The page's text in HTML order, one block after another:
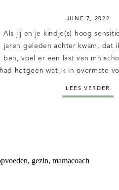
JUNE 7, 2022
Als jij en je kindje(s) hoog
jaren geleden achter kwam, dat
ben, voel er een last van mn
had hetgeen wat ik in overmate
was simpelweg enorm gevoelig.
LEES VERDER